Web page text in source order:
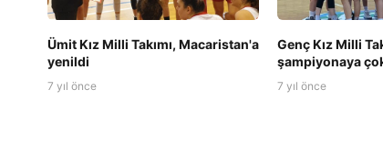
Ümit Kız Milli Takımı, Macaristan'a
yenildi
7 yıl önce
Genç Kız Milli
şampiyonaya
7 yıl önce